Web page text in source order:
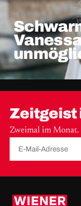
Zeitgeist
Zweimal im Monat.